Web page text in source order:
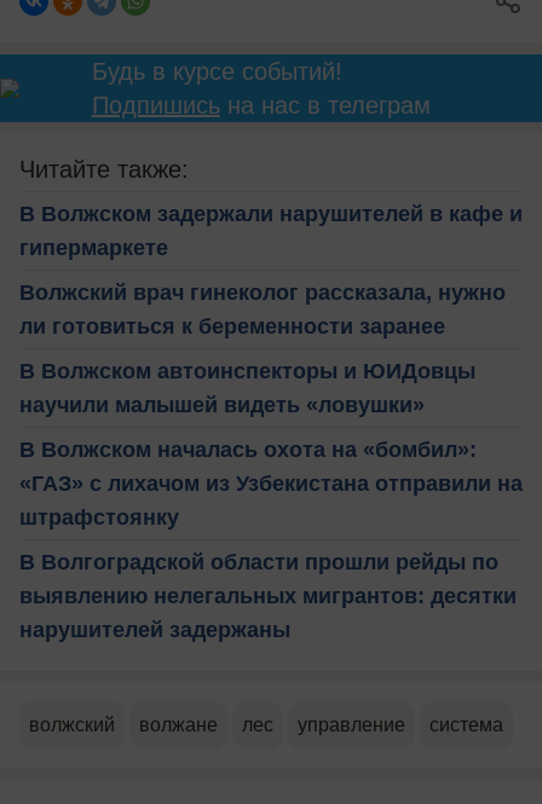
Будь в курсе событий!
Подпишисьна нас в телеграм
Читайте также:
В Волжском задержали нарушителей в кафе и
гипермаркете
Волжский врач гинеколог рассказала, нужно
ли готовиться к беременности заранее
В Волжском автоинспекторы и ЮИДовцы
научили малышей видеть «ловушки»
В Волжском началась охота на «бомбил»:
«ГАЗ» с лихачом из Узбекистана отправили на
штрафстоянку
В Волгоградской области прошли рейды по
выявлению нелегальных мигрантов: десятки
нарушителей задержаны
волжский волжане лес управление система